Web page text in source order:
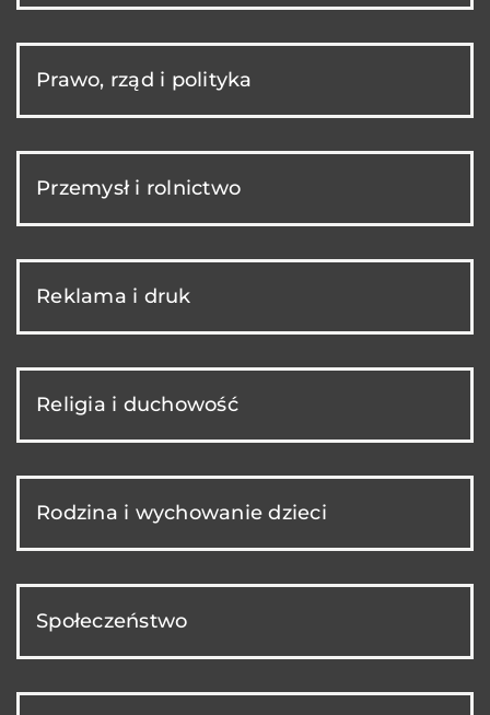
Prawo, rząd i polityka
Przemysł i rolnictwo
Reklama i druk
Religia i duchowość
Rodzina i wychowanie dzieci
Społeczeństwo